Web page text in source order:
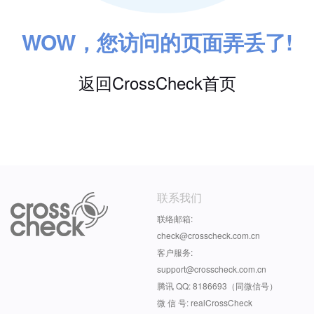
WOW，您访问的页面弄丢了!
返回CrossCheck首页
联系我们
联络邮箱:
check@crosscheck.com.cn
客户服务:
support@crosscheck.com.cn
腾讯 QQ: 8186693（同微信号）
微 信 号: realCrossCheck